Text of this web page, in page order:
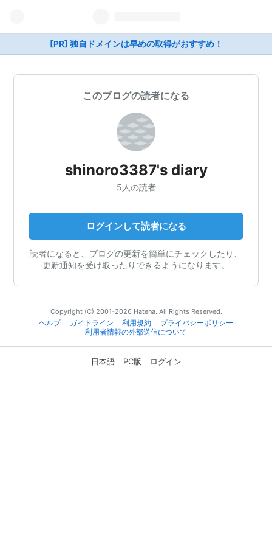
[PR] 独自ドメインは早めの取得がおすすめ！
このブログの読者になる
shinoro3387's diary
5人の読者
ログインして読者になる
読者になると、ブログの更新を簡単にチェックしたり、
更新通知を受け取ったりできるようになります。
Copyright (C) 2001-2026 Hatena. All Rights Reserved.
ヘルプ
ガイドライン 利用規約
プライバシーポリシー
利用者情報の外部送信について
日本語 PC版 ログイン